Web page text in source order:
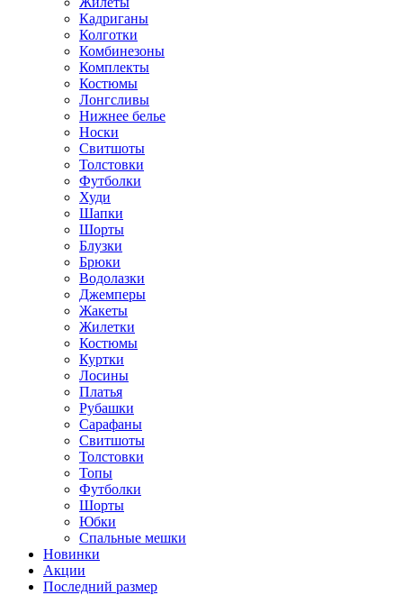
Кадриганы
Колготки
Комбинезоны
Комплекты
Костюмы
Лонгсливы
Нижнее белье
Носки
Свитшоты
Толстовки
Футболки
Худи
Шапки
Шорты
Блузки
Брюки
Водолазки
Джемперы
Жакеты
Жилетки
Костюмы
Куртки
Лосины
Платья
Рубашки
Сарафаны
Свитшоты
Толстовки
Топы
Футболки
Шорты
Юбки
Спальные мешки
Новинки
Акции
Последний размер